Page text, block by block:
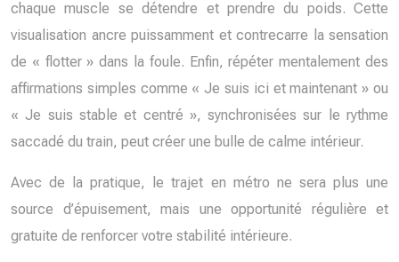
chaque muscle se détendre et prendre du poids. Cette
visualisation ancre puissamment et contrecarre la sensation
de « flotter » dans la foule. Enfin, répéter mentalement des
affirmations simples comme « Je suis ici et maintenant » ou
« Je suis stable et centré », synchronisées sur le rythme
saccadé du train, peut créer une bulle de calme intérieur.
Avec de la pratique, le trajet en métro ne sera plus une
source d’épuisement, mais une opportunité régulière et
gratuite de renforcer votre stabilité intérieure.